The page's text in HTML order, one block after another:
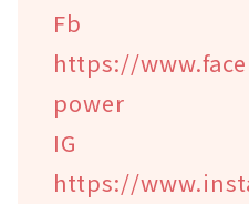
https://
power
https://